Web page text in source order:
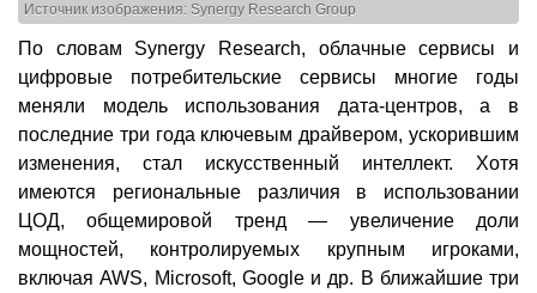
Источник изображения: Synergy Research Group
По словам Synergy Research, облачные сервисы и
цифровые потребительские сервисы многие годы
меняли модель использования дата-центров, а в
последние три года ключевым драйвером, ускорившим
изменения, стал искусственный интеллект. Хотя
имеются региональные различия в использовании
ЦОД, общемировой тренд — увеличение доли
мощностей, контролируемых крупным игроками,
включая AWS, Microsoft, Google и др. В ближайшие три